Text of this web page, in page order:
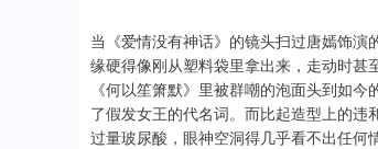
当《爱情没有神话》的镜头扫过唐嫣饰
缘硬得像刚从塑料袋里拿出来，走动时甚
《何以笙箫默》里被群嘲的泡面头到如
了假发女王的代名词。而比起造型上的
过量玻尿酸，眼神空洞得几乎看不出任